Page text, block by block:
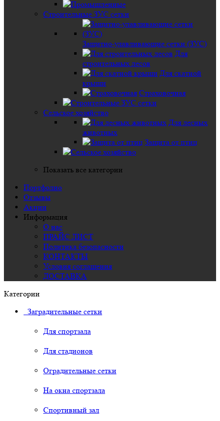
Строительные ЗУС сетки
Защитно-улавливающие сетки (ЗУС)
Для
строительных лесов
Для скатной
крыши
Страховочная
Сельское хозяйство
Для лесных
животных
Защита от птиц
Показать все категории
Портфолио
Отзывы
Акции
Информация
О нас
ПРАЙС ЛИСТ
Политика безопасности
КОНТАКТЫ
Условия соглашения
ДОСТАВКА
Категории
Заградительные сетки
Для спортзала
Для стадионов
Оградительные сетки
На окна спортзала
Спортивный зал